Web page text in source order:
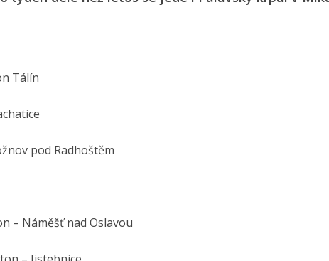
Tálín
pod Radhoštěm
– Náměšť nad Oslavou